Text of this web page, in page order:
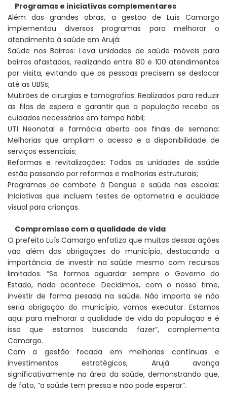
Programas e iniciativas complementares
Além das grandes obras, a gestão de Luís Camargo
implementou diversos programas para melhorar o
atendimento à saúde em Arujá:
Saúde nos Bairros: Leva unidades de saúde móveis para
bairros afastados, realizando entre 80 e 100 atendimentos
por visita, evitando que as pessoas precisem se deslocar
até as UBSs;
Mutirões de cirurgias e tomografias: Realizados para reduzir
as filas de espera e garantir que a população receba os
cuidados necessários em tempo hábil;
UTI Neonatal e farmácia aberta aos finais de semana:
Melhorias que ampliam o acesso e a disponibilidade de
serviços essenciais;
Reformas e revitalizações: Todas as unidades de saúde
estão passando por reformas e melhorias estruturais;
Programas de combate à Dengue e saúde nas escolas:
Iniciativas que incluem testes de optometria e acuidade
visual para crianças.
Compromisso com a qualidade de vida
O prefeito Luís Camargo enfatiza que muitas dessas ações
vão além das obrigações do município, destacando a
importância de investir na saúde mesmo com recursos
limitados. “Se formos aguardar sempre o Governo do
Estado, nada acontece. Decidimos, com o nosso time,
investir de forma pesada na saúde. Não importa se não
seria obrigação do município, vamos executar. Estamos
aqui para melhorar a qualidade de vida da população e é
isso que estamos buscando fazer”, complementa
Camargo.
Com a gestão focada em melhorias contínuas e
investimentos estratégicos, Arujá avança
significativamente na área da saúde, demonstrando que,
de fato, “a saúde tem pressa e não pode esperar”.